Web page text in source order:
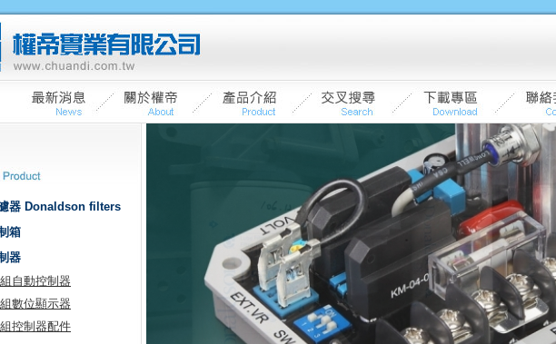
器 Donaldson filters
箱
器
自動控制器
數位顯示器
控制器配件